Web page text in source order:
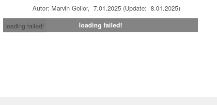
Autor: Marvin Gollor, 7.01.2025 (Update: 8.01.2025)
loading failed!
loading failed!